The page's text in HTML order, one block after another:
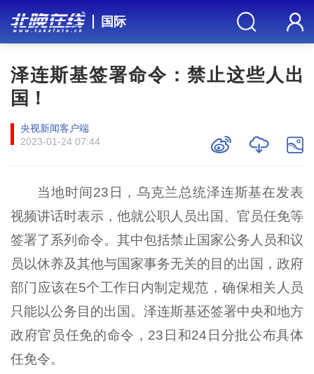
国际
泽连斯基签署命令：禁止这些人出
国！
央视新闻客户端
2023-01-24 07:44
当地时间23日，乌克兰总统泽连斯基在发表
视频讲话时表示，他就公职人员出国、官员任免等
签署了系列命令。其中包括禁止国家公务人员和议
员以休养及其他与国家事务无关的目的出国，政府
部门应该在5个工作日内制定规范，确保相关人员
只能以公务目的出国。泽连斯基还签署中央和地方
政府官员任免的命令，23日和24日分批公布具体
任免令。